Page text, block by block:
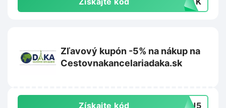
Zľavový kupón -5% na nákup na
Cestovnakancelariadaka.sk
Získajte kód CJ5